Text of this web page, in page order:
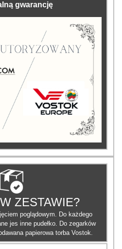
gwarancję
ZESTAWIE?
poglądowym. Do każdego
jes inne pudełko. Do zegarków
papierowa torba Vostok.